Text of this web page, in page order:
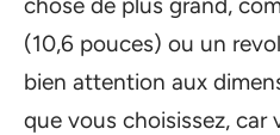
(10,6 pouces) ou un
bien attention aux
que vous choisissez, car